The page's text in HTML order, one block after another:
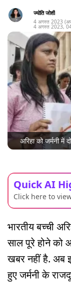
ज्योति जोशी
4 अगस्त 2023
4 अगस्त 2023,
अरिहा को जर्मनी में
Quick AI
Click here to
भारतीय बच्ची
साल पूरे होने को
खबर नहीं है. अब
हुए जर्मनी के